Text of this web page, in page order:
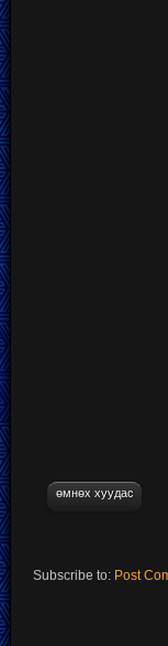
өмнөх хуудас
Subscribe to: Post